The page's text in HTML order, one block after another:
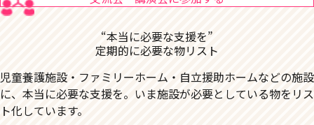
“本当に必要な支援を”
定期的に必要な物リスト
児童養護施設・ファミリーホーム・自立援助ホームなどの施設
に、本当に必要な支援を。いま施設が必要としている物をリス
ト化しています。